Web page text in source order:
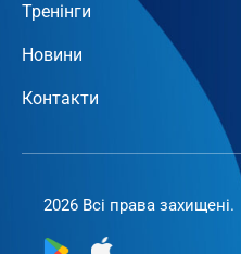
Тренінги
Новини
Контакти
2026 Всі права захищені.